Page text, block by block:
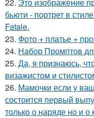
бьюти - портрет в
Fatale.
23. Фото + платье +
24. Набор Промптов
25. Да, я признаюсь,
визажистом и
26. Мамочки если у
состоится первый
только о наряде но и о